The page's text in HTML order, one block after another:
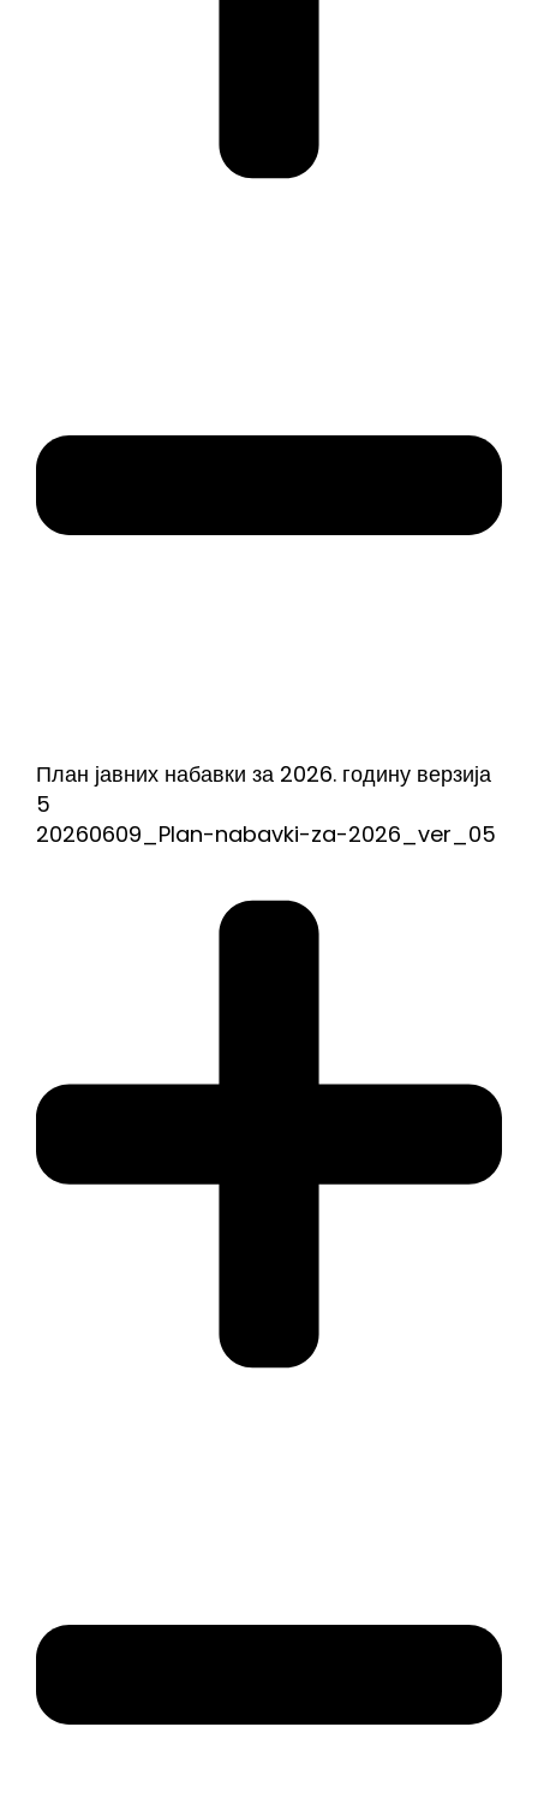
План јавних набавки за 2026. годину верзија
5
20260609_Plan-nabavki-za-2026_ver_05